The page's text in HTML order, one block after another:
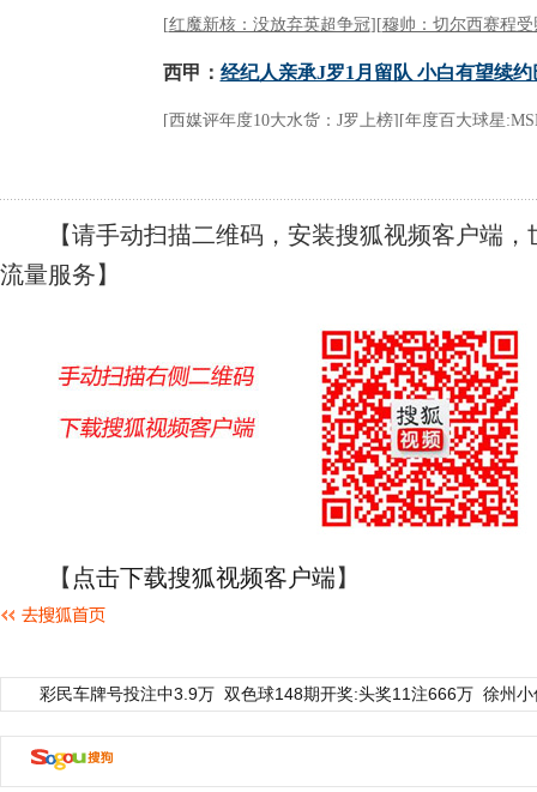
【请手动扫描二维码，安装搜狐视频客户端，
流量服务】
【 点击下载搜狐视频客户端】
彩民车牌号投注中3.9万 双色球148期开奖:头奖11注666万 徐州